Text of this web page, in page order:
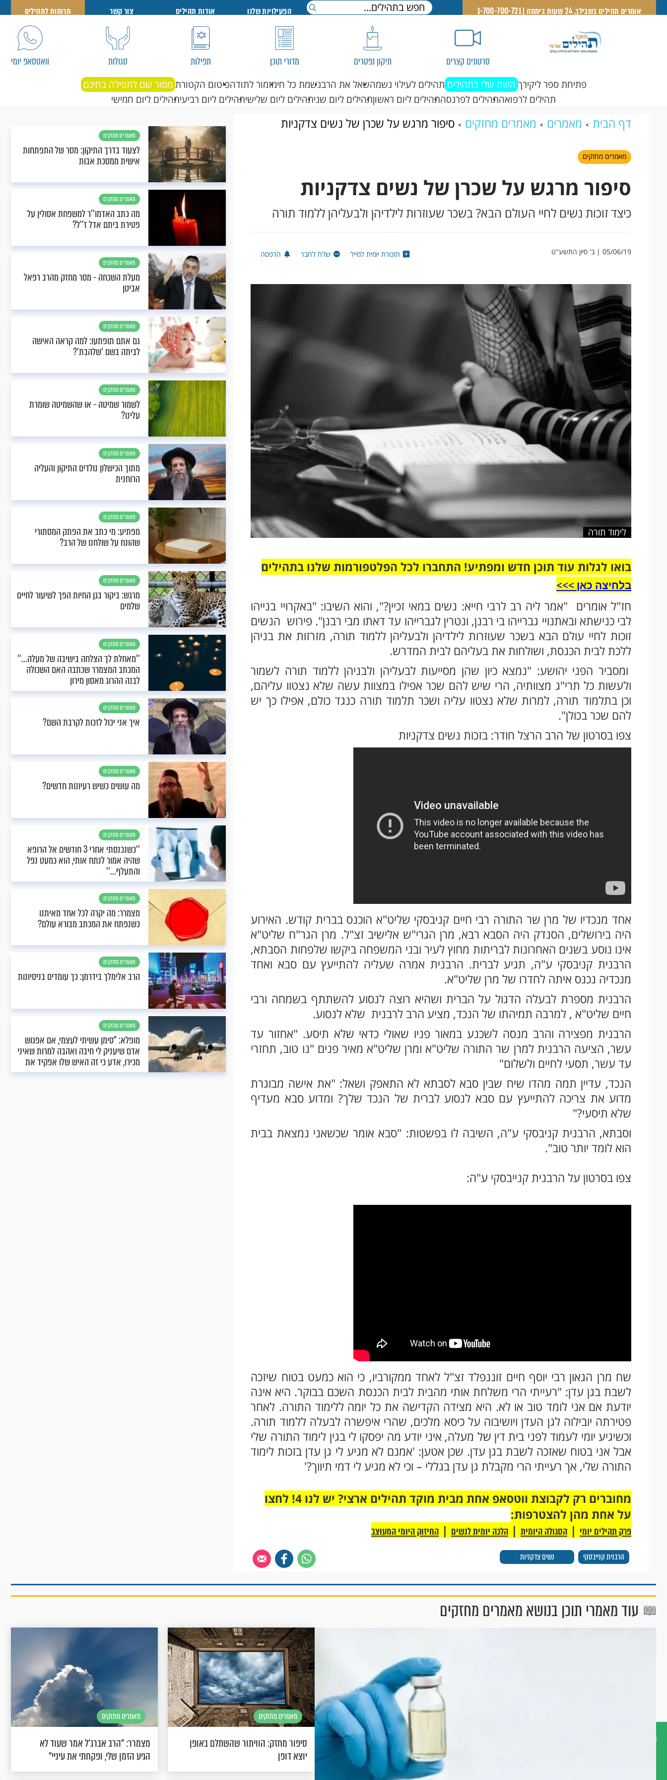
אומרים תהילים בשבילך, 24 שעות ביממה | 1-700-700-721 הפעילויות שלנו אודות תהילים צור קשר תרומות לתהילים
סרטונים קצרים תיקון נפטרים מדורי תוכן תפילות סגולות וואטסאפ יומי
פתיחת ספר ליקירך השם שלי בתהילים תהילים לעילוי נשמהשאל את הרבנשמת כל חימזמור לתודהפיטום הקטורת מסור שם לתפילה בחינם
תהילים לרפואהתהילים לפרנסהתהילים ליום ראשוןתהילים ליום שניתהילים ליום שלישיתהילים ליום רביעיתהילים ליום חמישי
דף הבית מאמרים מאמרים מחזקים סיפור מרגש על שכרן של נשים צדקניות
מאמרים מחזקים
סיפור מרגש על שכרן של נשים צדקניות
כיצד זוכות נשים לחיי העולם הבא? בשכר שעוזרות לילדיהן ולבעליהן ללמוד תורה
05/06/19 | ב' סיון התשע"ט תזכורת יומית למייל שלח לחבר הדפסה
לימוד תורה
בואו לגלות עוד תוכן חדש ומפתיע! התחברו לכל הפלטפורמות שלנו בתהילים
בלחיצה כאן >>>​
חז"ל אומרים "אמר ליה רב לרבי חייא: נשים במאי זכיין?", והוא השיבו: "באקרויי בנייהו
לבי כנישתא ובאתנויי גברייהו בי רבנן, ונטרין לגברייהו עד דאתו מבי רבנן". פירוש הנשים
זוכות לחיי עולם הבא בשכר שעוזרות לילדיהן ולבעליהן ללמוד תורה, מזרזות את בניהן
ללכת לבית הכנסת, ושולחות את בעליהם לבית המדרש.
ומסביר הפני יהושע: "נמצא כיון שהן מסייעות לבעליהן ולבניהן ללמוד תורה לשמור
ולעשות כל תרי"ג מצוותיה, הרי שיש להם שכר אפילו במצוות עשה שלא נצטוו עליהם,
וכן בתלמוד תורה, למרות שלא נצטוו עליה ושכר תלמוד תורה כנגד כולם, אפילו כך יש
להם שכר בכולן".
צפו בסרטון של הרב הרצל חודר: בזכות נשים צדקניות
אחד מנכדיו של מרן שר התורה רבי חיים קניבסקי שליט"א הוכנס בברית קודש. האירוע
היה בירושלים, הסנדק היה הסבא רבא, מרן הגרי"ש אלישיב זצ"ל. מרן הגר"ח שליט"א
אינו נוסע בשנים האחרונות לבריתות מחוץ לעיר ובני המשפחה ביקשו שלפחות הסבתא,
הרבנית קניבסקי ע"ה, תגיע לברית. הרבנית אמרה שעליה להתייעץ עם סבא ואחד
מנכדיה נכנס איתה לחדרו של מרן שליט"א.
הרבנית מספרת לבעלה הדגול על הברית ושהיא רוצה לנסוע להשתתף בשמחה ורבי
חיים שליט"א , למרבה תמיהתו של הנכד, מציע הרב לרבנית שלא לנסוע.
הרבנית מפצירה והרב מנסה לשכנע במאור פניו שאולי כדאי שלא תיסע. "אחזור עד
עשר, הציעה הרבנית למרן שר התורה שליט"א ומרן שליט"א מאיר פנים "נו טוב, תחזרי
עד עשר, תסעי לחיים ולשלום"
הנכד, עדיין תמה מהדו שיח שבין סבא לסבתא לא התאפק ושאל: "את אישה מבוגרת
מדוע את צריכה להתייעץ עם סבא לנסוע לברית של הנכד שלך? ומדוע סבא מעדיף
שלא תיסעי?"
וסבתא, הרבנית קניבסקי ע"ה, השיבה לו בפשטות: "סבא אומר שכשאני נמצאת בבית
הוא לומד יותר טוב".
צפו בסרטון על הרבנית קנייבסקי ע"ה:
שח מרן הגאון רבי יוסף חיים זוננפלד זצ"ל לאחד ממקורביו, כי הוא כמעט בטוח שיזכה
לשבת בגן עדן: "רעייתי הרי משלחת אותי מהבית לבית הכנסת השכם בבוקר. היא אינה
יודעת אם אני לומד טוב או לא. היא מצידה הקדישה את כל יומה ללימוד התורה. לאחר
פטירתה יובילוה לגן העדן ויושיבוה על כיסא מלכים, שהרי איפשרה לבעלה ללמוד תורה.
וכשיגיע יומי לעמוד לפני בית דין של מעלה, איני יודע מה יפסקו לי בגין לימוד התורה שלי
אבל אני בטוח שאזכה לשבת בגן עדן. שכן אטען: 'אמנם לא מגיע לי גן עדן בזכות לימוד
התורה שלי, אך רעייתי הרי מקבלת גן עדן בגללי – וכי לא מגיע לי דמי תיווך?'
הרבנית קנייבסקי נשים צדקניות
מחוברים רק לקבוצת ווטסאפ אחת מבית מוקד תהילים ארצי? יש לנו 4! לחצו
על אחת מהן להצטרפות:
פרק תהילים יומי | הסגולה היומית | הלכה יומית לנשים | החיזוק היומי המעוצב
מאמרים מחזקים
לצעוד בדרך התיקון: מסר של התפתחות
אישית ממסכת אבות
מאמרים מחזקים
מה כתב האדמו''ר למשפחת אסולין על
פטירת ביתם אדל ז''ל?
מאמרים מחזקים
מעלת השכחה - מסר מחזק מהרב רפאל
אביטן
מאמרים מחזקים
גם אתם תופתעו: למה קראה האישה
לביתה בשם 'שלהבת'?
מאמרים מחזקים
לשמור שמיטה - או שהשמיטה שומרת
עלינו?
מאמרים מחזקים
מתוך הכישלון נולדים התיקון והעליה
הרוחנית
מאמרים מחזקים
מפתיע: מי כתב את הפתק המסתורי
שהונח על שולחנו של הרב?
מאמרים מחזקים
מרגש: ביקור בגן החיות הפך לשיעור לחיים
שלמים
מאמרים מחזקים
’’מאחלת לך הצלחה בישיבה של מעלה...’’
המכתב המצמרר שכתבה האם השכולה
לבנה ההרוג מאסון מירון
מאמרים מחזקים
איך אני יכול לזכות לקרבת השם?
מאמרים מחזקים
מה עושים כשיש רעיונות חדשים?
מאמרים מחזקים
’’כשנכנסתי אחרי 3 חודשים אל הרופא
שהיה אמור לנתח אותי, הוא כמעט נפל
והתעלף...’’
מאמרים מחזקים
מצמרר: מה יקרה לכל אחד מאיתנו
כשנפתח את המכתב מבורא עולם?
מאמרים מחזקים
הרב אלימלך בידרמן: כך עומדים בניסיונות
מאמרים מחזקים
מופלא: "סימן עשיתי לעצמי, אם אפגוש
אדם שיעניק לי חיבה ואהבה למרות שאיני
מכירו, אדע כי זה האיש שלו אפקיד את
כספי’’
עוד מאמרי תוכן בנושא מאמרים מחזקים
מאמרים מחזקים
סיפור מחזק: הוויתור שהשתלם באופן
יוצא דופן
מאמרים מחזקים
מצמרר: "הרב אברג’ל אמר שעוד לא
הגיע הזמן שלי, ופקחתי את עיניי"